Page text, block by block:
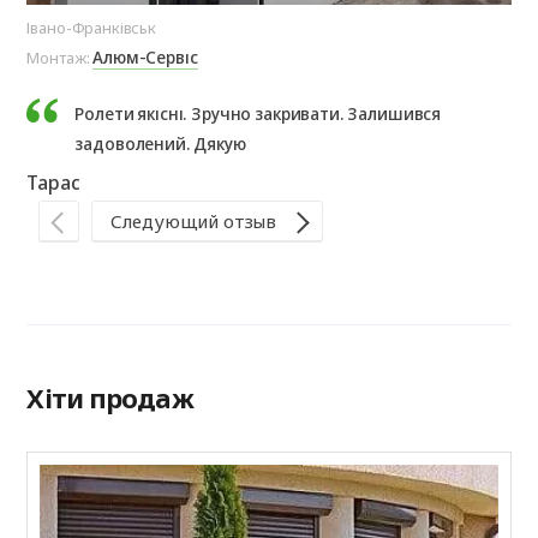
Івано-Франківськ
Монтаж:Алюм-Сервіс
Ролети якісні. Зручно закривати. Залишився
задоволений. Дякую
Тарас
Следующий отзыв
Хіти продаж